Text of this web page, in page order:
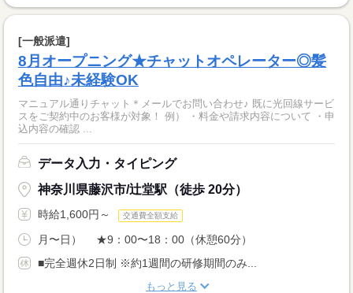
[一般派遣]
8月オープニング★チャットオペレーター◎髪
色自由♪未経験OK
マニュアル通りチャット＊メールでお問い合わせ♪ 既に光回線サービ
スをご契約中のお客様が対象！ 例） ・料金や請求内容について ・申
込内容の確認 ...
データ入力・タイピング
神奈川県藤沢市/辻堂駅（徒歩 20分）
時給1,600円～ 交通費全額支給
月〜日） ★9：00〜18：00（休憩60分）
■完全週休2日制 ※約1週間の研修期間のみ...
もっと見る